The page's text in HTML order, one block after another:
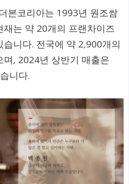
본코리아는 1993년 원조쌈
재는 약 20개의 프랜차이즈
니다. 전국에 약 2,900개의
, 2024년 상반기 매출은
니다.